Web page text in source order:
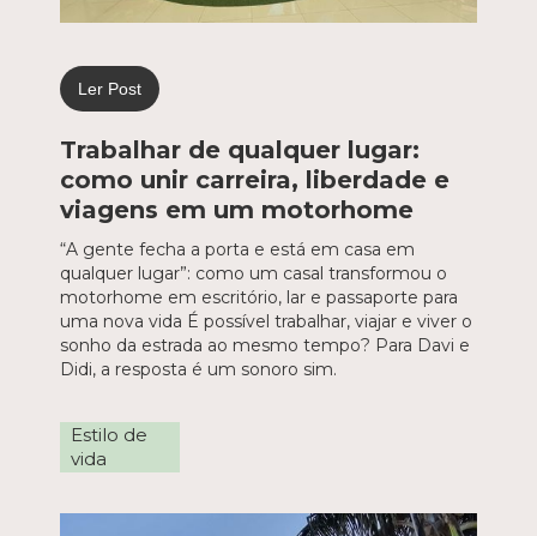
Ler Post
Trabalhar de qualquer lugar:
como unir carreira, liberdade e
viagens em um motorhome
“A gente fecha a porta e está em casa em
qualquer lugar”: como um casal transformou o
motorhome em escritório, lar e passaporte para
uma nova vida É possível trabalhar, viajar e viver o
sonho da estrada ao mesmo tempo? Para Davi e
Didi, a resposta é um sonoro sim.
Estilo de
vida